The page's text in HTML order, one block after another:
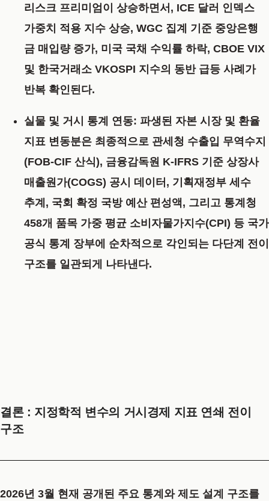
리스크 프리미엄이 상승하면서, ICE 달러 인덱스
가중치 적용 지수 상승, WGC 집계 기준 중앙은행
금 매입량 증가, 미국 국채 수익률 하락, CBOE VIX
및 한국거래소 VKOSPI 지수의 동반 급등 사례가
반복 확인된다.
실물 및 거시 통계 연동: 파생된 자본 시장 및 환율
지표 변동분은 최종적으로 관세청 수출입 무역수지
(FOB-CIF 산식), 금융감독원 K-IFRS 기준 상장사
매출원가(COGS) 공시 데이터, 기획재정부 세수
추계, 국회 확정 국방 예산 편성액, 그리고 통계청
458개 품목 가중 평균 소비자물가지수(CPI) 등 국가
공식 통계 장부에 순차적으로 각인되는 다단계 전이
구조를 일관되게 나타낸다.
결론 : 지정학적 변수의 거시경제 지표 연쇄 전이
구조
2026년 3월 현재 공개된 주요 통계와 제도 설계 구조를